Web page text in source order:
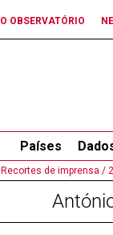
O OBSERVATÓRIO
Países
Recortes de imprensa /